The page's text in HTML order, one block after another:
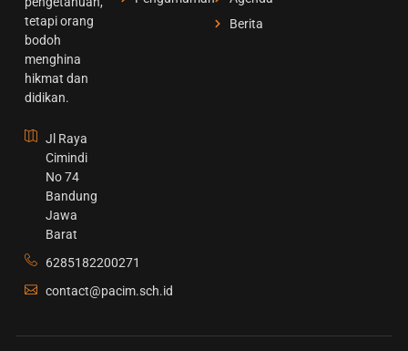
tetapi orang
bodoh
menghina
hikmat dan
didikan.
Jl Raya
Cimindi
No 74
Bandung
Jawa
Barat
6285182200271
contact@pacim.sch.id
Berita